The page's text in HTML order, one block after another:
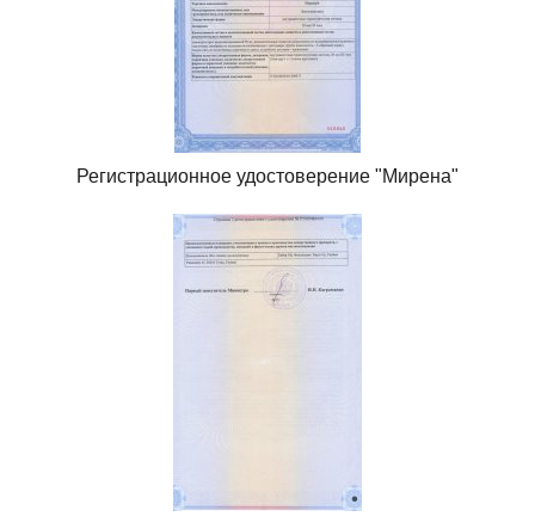
Регистрационное удостоверение "Мирена"